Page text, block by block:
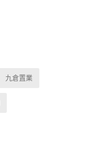
九倉置業